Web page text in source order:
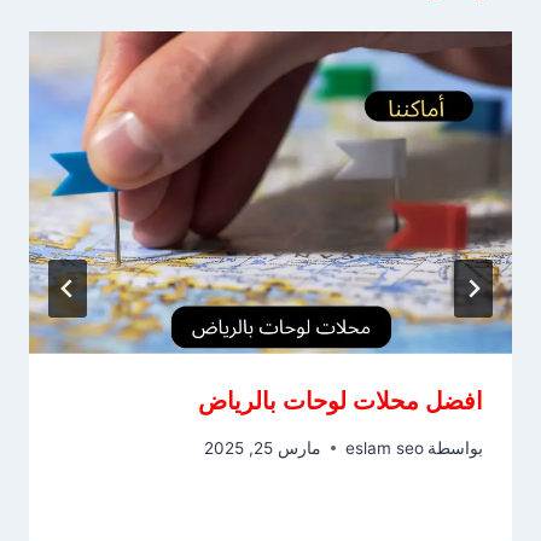
افضل محلات لوحات بالرياض
بواسطة eslam seo مارس 25, 2025